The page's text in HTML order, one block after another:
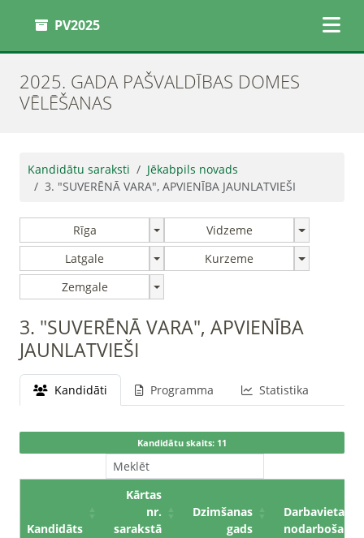
PV2025
2025. GADA PAŠVALDĪBAS DOMES
VĒLĒŠANAS
Kandidātu saraksti
Jēkabpils novads
3. "SUVERĒNĀ VARA", APVIENĪBA JAUNLATVIEŠI
Rīga
Vidzeme
Latgale
Kurzeme
Zemgale
3. "SUVERĒNĀ VARA", APVIENĪBA
JAUNLATVIEŠI
Kandidāti Programma Statistika
Kandidātu skaits: 11
Kandidāts
Kārtas
nr.
sarakstā
Dzimšanas
gads
Darbavieta /
nodarbošanās